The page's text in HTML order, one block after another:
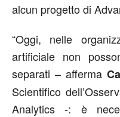
alcun progetto di
“Oggi, nelle
artificiale non
separati – afferma
Scientifico
Analytics -: è